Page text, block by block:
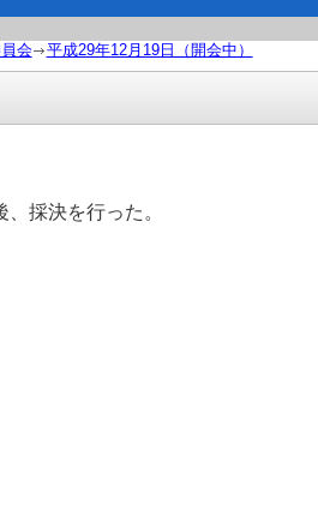
会 平成29年12月19日（開会中）
採決を行った。